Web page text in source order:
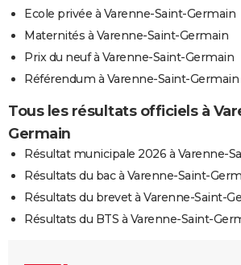
Ecole privée à Varenne-Saint-Germain
Maternités à Varenne-Saint-Germain
Prix du neuf à Varenne-Saint-Germain
Référendum à Varenne-Saint-Germain
Tous les résultats officiels à
Germain
Résultat municipale 2026 à Varenne-
Résultats du bac à Varenne-Saint-
Résultats du brevet à Varenne-Saint-
Résultats du BTS à Varenne-Saint-